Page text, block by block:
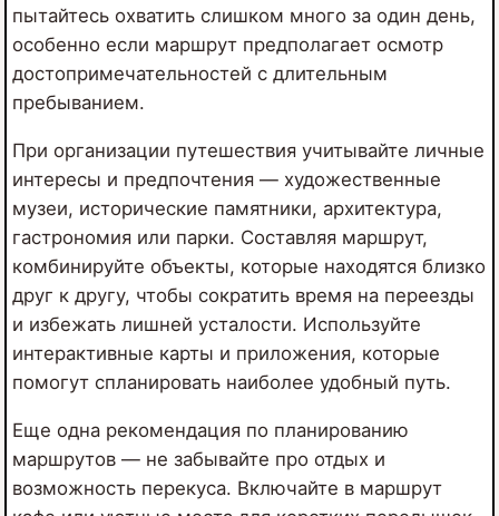
пытайтесь охватить слишком много за один день,
особенно если маршрут предполагает осмотр
достопримечательностей с длительным
пребыванием.
При организации путешествия учитывайте личные
интересы и предпочтения — художественные
музеи, исторические памятники, архитектура,
гастрономия или парки. Составляя маршрут,
комбинируйте объекты, которые находятся близко
друг к другу, чтобы сократить время на переезды
и избежать лишней усталости. Используйте
интерактивные карты и приложения, которые
помогут спланировать наиболее удобный путь.
Еще одна рекомендация по планированию
маршрутов — не забывайте про отдых и
возможность перекуса. Включайте в маршрут